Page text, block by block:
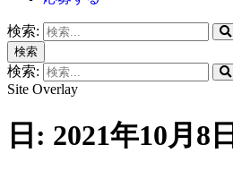
検索:
検索
検索:
Site Overlay
日: 2021年10月8日